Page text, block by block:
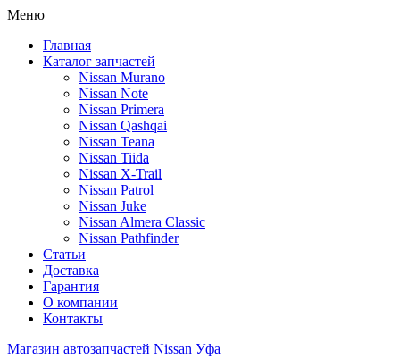
Меню
Главная
Каталог запчастей
Nissan Murano
Nissan Note
Nissan Primera
Nissan Qashqai
Nissan Teana
Nissan Tiida
Nissan X-Trail
Nissan Patrol
Nissan Juke
Nissan Almera Classic
Nissan Pathfinder
Статьи
Доставка
Гарантия
О компании
Контакты
Магазин автозапчастей Nissan Уфа